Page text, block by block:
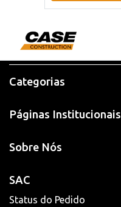
Categorias
Páginas Institucionais
Sobre Nós
SAC
Status do Pedido